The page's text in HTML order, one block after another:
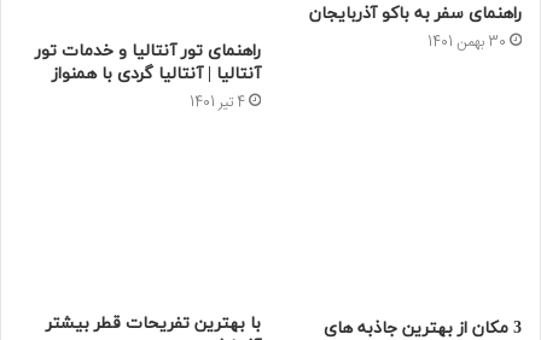
راهنمای سفر به باکو آذربایجان
30 بهمن 1401
راهنمای تور آنتالیا و خدمات تور
آنتالیا | آنتالیا گردی با همنواز
4 تیر 1401
3 مکان از بهترین جاذبه های
با بهترین تفریحات قطر بیشتر